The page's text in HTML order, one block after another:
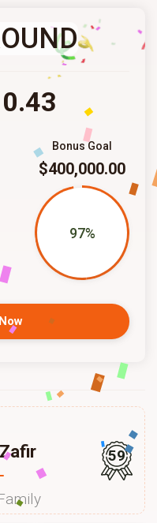
Bonus Goal
$400,000.00
97%
59